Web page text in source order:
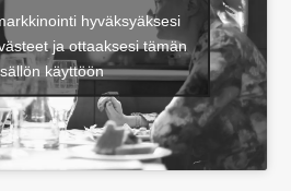
hyväksyäksesi
ja ottaaksesi tämän
käyttöön